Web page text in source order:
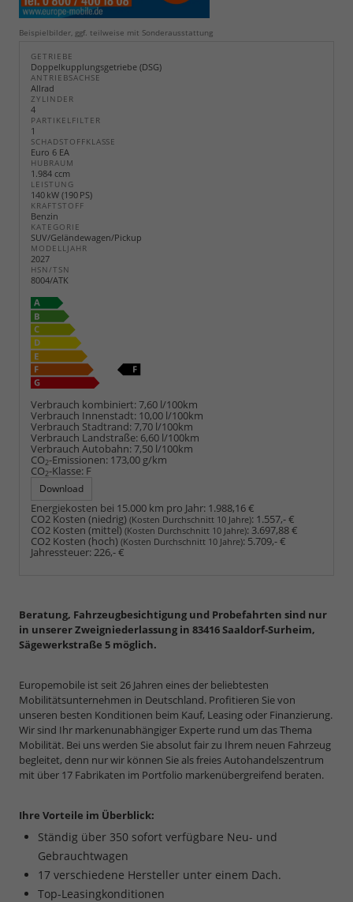
Beispielbilder, ggf. teilweise mit Sonderausstattung
GETRIEBE
Doppelkupplungsgetriebe (DSG)
ANTRIEBSACHSE
Allrad
ZYLINDER
4
PARTIKELFILTER
1
SCHADSTOFFKLASSE
Euro 6 EA
HUBRAUM
1.984 ccm
LEISTUNG
140 kW (190 PS)
KRAFTSTOFF
Benzin
KATEGORIE
SUV/Geländewagen/Pickup
MODELLJAHR
2027
HSN/TSN
8004/ATK
Verbrauch kombiniert:7,60 l/100km
Verbrauch Innenstadt: 10,00 l/100km
Verbrauch Stadtrand:7,70 l/100km
Verbrauch Landstraße: 6,60 l/100km
Verbrauch Autobahn:7,50 l/100km
CO2-Emissionen: 173,00 g/km
CO2-Klasse: F
Download
Energiekosten bei 15.000 km pro Jahr: 1.988,16 €
CO2 Kosten (niedrig) (Kosten Durchschnitt 10 Jahre): 1.557,- €
CO2 Kosten (mittel) (Kosten Durchschnitt 10 Jahre): 3.697,88 €
CO2 Kosten (hoch) (Kosten Durchschnitt 10 Jahre): 5.709,- €
Jahressteuer:226,- €
Beratung, Fahrzeugbesichtigung und Probefahrten sind nur
in unserer Zweigniederlassung in 83416 Saaldorf-Surheim,
Sägewerkstraße 5 möglich.
Europemobile ist seit 26 Jahren eines der beliebtesten
Mobilitätsunternehmen in Deutschland. Profitieren Sie von
unseren besten Konditionen beim Kauf, Leasing oder Finanzierung.
Wir sind Ihr markenunabhängiger Experte rund um das Thema
Mobilität. Bei uns werden Sie absolut fair zu Ihrem neuen Fahrzeug
begleitet, denn nur wir können Sie als freies Autohandelszentrum
mit über 17 Fabrikaten im Portfolio markenübergreifend beraten.
Ihre Vorteile im Überblick:
Ständig über 350 sofort verfügbare Neu- und
Gebrauchtwagen
17 verschiedene Hersteller unter einem Dach.
Top-Leasingkonditionen